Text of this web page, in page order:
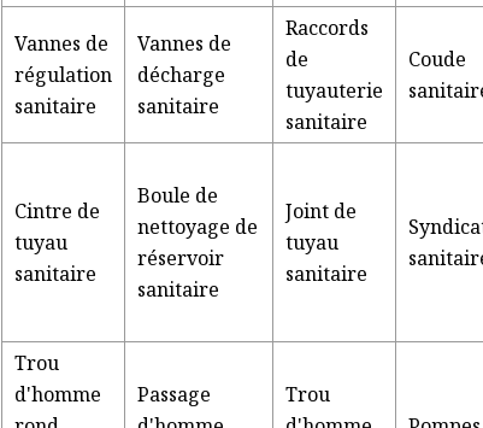
Vannes de
régulation
sanitaire
Vannes de
décharge
sanitaire
Raccords
de
tuyauterie
sanitaire
Coude
Cintre de
tuyau
sanitaire
Boule de
nettoyage de
réservoir
sanitaire
Joint de
tuyau
sanitaire
Trou
d'homme
Passage
Trou